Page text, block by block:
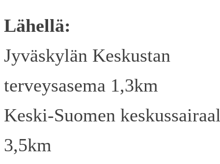
Lähellä:
Jyväskylän Keskustan
terveysasema 1,3km
Keski-Suomen
3,5km